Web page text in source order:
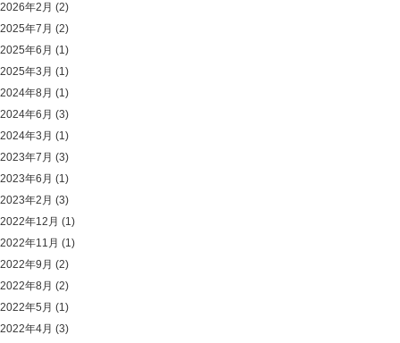
2026年2月 (2)
2025年7月 (2)
2025年6月 (1)
2025年3月 (1)
2024年8月 (1)
2024年6月 (3)
2024年3月 (1)
2023年7月 (3)
2023年6月 (1)
2023年2月 (3)
2022年12月 (1)
2022年11月 (1)
2022年9月 (2)
2022年8月 (2)
2022年5月 (1)
2022年4月 (3)